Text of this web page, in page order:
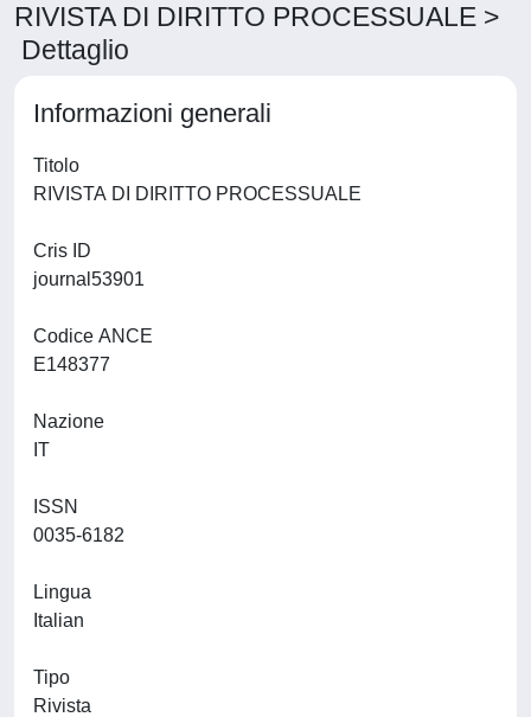
RIVISTA DI DIRITTO PROCESSUALE >
Dettaglio
Informazioni generali
Titolo
Cris ID
Codice ANCE
Nazione
ISSN
Lingua
Tipo
Rivista